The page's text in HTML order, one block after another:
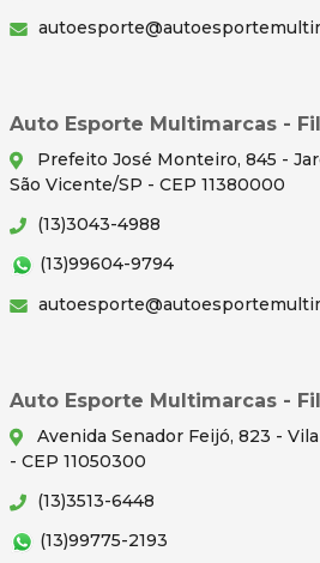
Auto Esporte Multimarcas -
Prefeito José Monteiro, 845 -
São Vicente/SP - CEP 11380000
(13)3043-4988
(13)99604-9794
Auto Esporte Multimarcas -
Avenida Senador Feijó, 823 -
- CEP 11050300
(13)3513-6448
(13)99775-2193